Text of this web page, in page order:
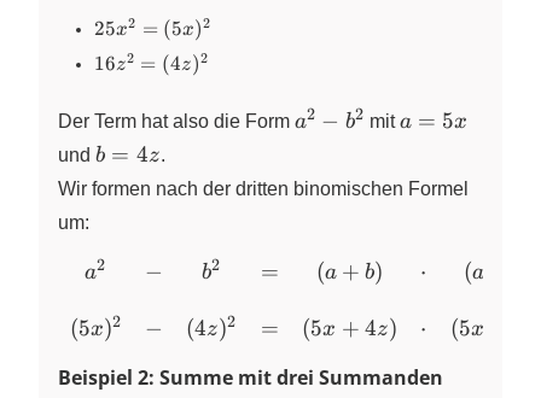
25x^2
=
(5x)^2
25x2 = (5x)2
16z^2
(4z)^2
16z2 = (4z)2
Der Term hat also die Form a^2
a2 − b2 mita
a = 5x
und b
=
b = 4z.
Wir formen nach der dritten binomischen Formel
um:
\begin{array}
&-& b^2
&\cdot& (a -
a2
(5x)2
−
−
b2
(4z)2
=
=
(a + b)
(5x + 4z)
⋅
⋅
(a
(5x
Beispiel 2: Summe mit drei Summanden